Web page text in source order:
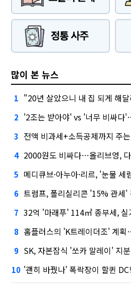
많이 본 뉴스
1 "20년 살았으니 내 집 되게 해
2 '2조는 받아야' vs '너무 비싸다
3 전액 비과세+소득공제까지 주
4 2000원도 비싸다…올리브영, 다이
5 메디큐브·아누아·리르, '눈물
6 트럼프, 폴리실리콘 '15% 관세' 검
7 32억 '마래푸' 114㎡ 종부세, 실거
8 홈플러스의 'K트레이더조' 계
9 SK, 자본잠식 '쏘카 말레이' 지
10 '괜히 바꿨나' 폭락장이 할퀸 DC형